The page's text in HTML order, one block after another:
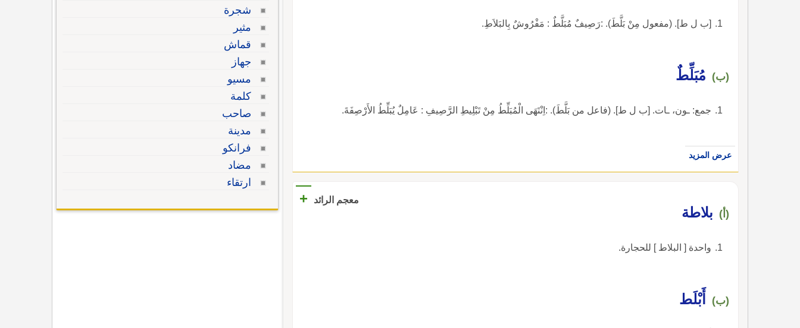
[ب ل ط]. (مفعول مِنْ بَلَّطَ). :رَصِيفٌ مُبَلَّطٌ : مَفْرُوشٌ بِالبَلاَطِ.
(ب) مُبَلِّطٌ
جمع: ـون، ـات. [ب ل ط]. (فاعل من بَلَّطَ). :اِنْتَهَى الْمُبَلِّطُ مِنْ تَبْلِيطِ الرَّصِيفِ : عَامِلٌ يُبَلِّطُ الأَرْصِفَةَ.
عرض المزيد
معجم الرائد +
(أ) بلاطة
واحدة [ البلاط ] للحجارة.
(ب) أَبْلَط
شجرة
مثير
قماش
جهاز
مسيو
كلمة
صاحب
مدينة
فرانكو
مضاد
ارتقاء